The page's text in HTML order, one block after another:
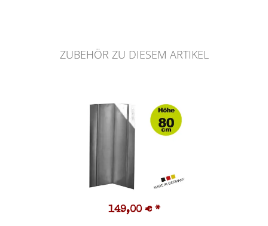
ZUBEHÖR ZU DIESEM ARTIKEL
149,00 € *